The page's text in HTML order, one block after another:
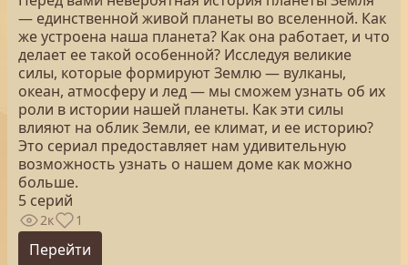
— единственной живой планеты во вселенной. Как
же устроена наша планета? Как она работает, и что
делает ее такой особенной? Исследуя великие
силы, которые формируют Землю — вулканы,
океан, атмосферу и лед — мы сможем узнать об их
роли в истории нашей планеты. Как эти силы
влияют на облик Земли, ее климат, и ее историю?
Это сериал предоставляет нам удивительную
возможность узнать о нашем доме как можно
больше.
5 серий
2к 1
Перейти